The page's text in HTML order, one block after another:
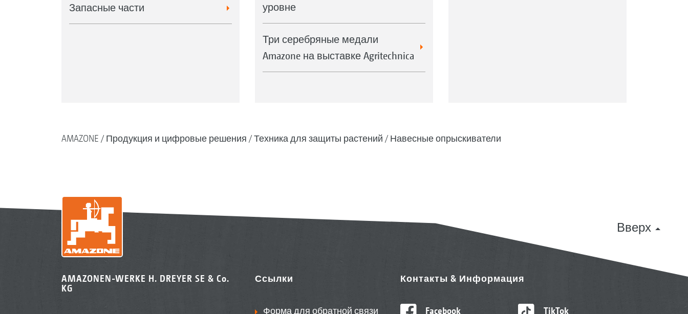
Запасные части
уровне
Три серебряные медали
Amazone на выставке Agritechnica
AMAZONE Продукция и цифровые решения Техника для защиты растений Навесные опрыскиватели
Вверх
AMAZONEN-WERKE H. DREYER SE & Co.
KG
Ссылки
Форма для обратной связи
Контакты & Информация
Facebook TikTok